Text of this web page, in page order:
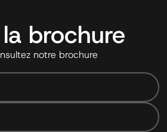
brochure
notre brochure